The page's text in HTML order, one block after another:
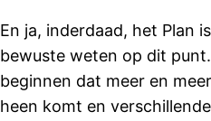
En ja, inderdaad, het Plan
bewuste weten op dit
beginnen dat meer en
heen komt en